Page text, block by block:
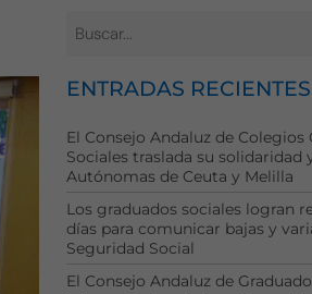
ENTRADAS RECIENTES
El Consejo Andaluz de Colegios
Sociales traslada su solidaridad
Autónomas de Ceuta y Melilla
Los graduados sociales logran
días para comunicar bajas y
Seguridad Social
El Consejo Andaluz de